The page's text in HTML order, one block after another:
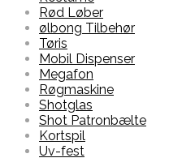
Rød Løber
ølbong Tilbehør
Tøris
Mobil Dispenser
Megafon
Røgmaskine
Shotglas
Shot Patronbælte
Kortspil
Uv-fest